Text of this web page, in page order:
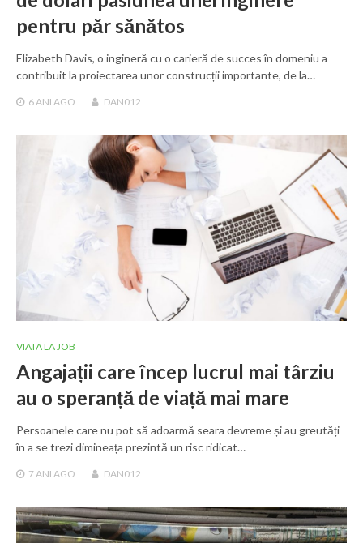
pentru păr sănătos
Elizabeth Davis, o ingineră cu o carieră de succes în domeniu a
contribuit la proiectarea unor construcții importante, de la…
6 ANI AGO DAN012
VIATA LA JOB
Angajații care încep lucrul mai târziu
au o speranță de viață mai mare
Persoanele care nu pot să adoarmă seara devreme și au greutăți
în a se trezi dimineața prezintă un risc ridicat…
7 ANI AGO DAN012